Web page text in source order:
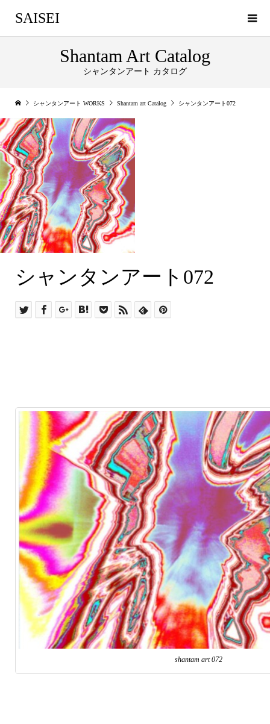
SAISEI
Shantam Art Catalog
シャンタンアート カタログ
シャンタンアート WORKS Shantam art Catalog シャンタンアート072
シャンタンアート072
シャンタンアート072
shantam art 072